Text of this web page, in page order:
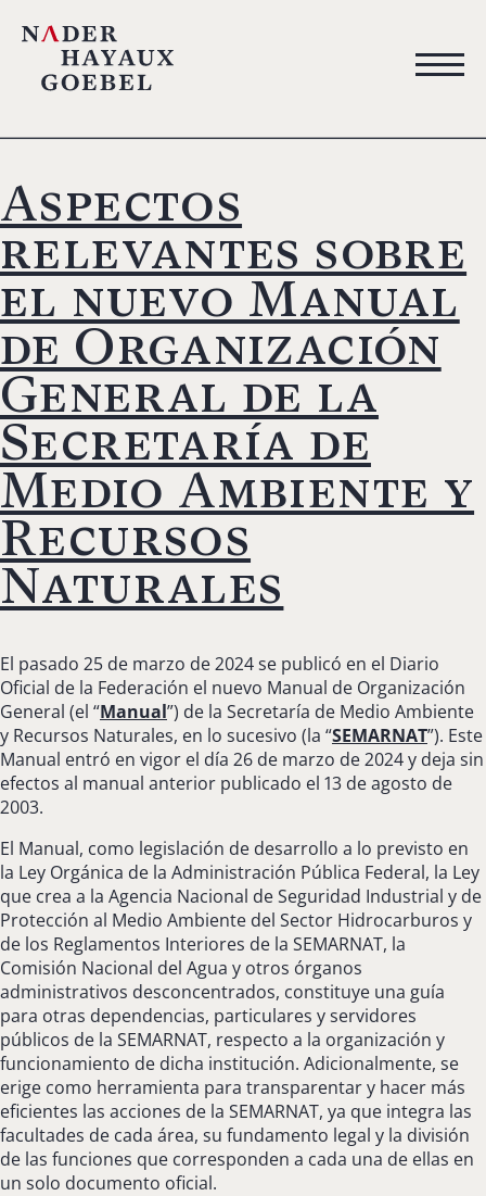
Aspectos
relevantes sobre
el nuevo Manual
de Organización
General de la
Secretaría de
Medio Ambiente y
Recursos
Naturales
El pasado 25 de marzo de 2024 se publicó en el Diario
Oficial de la Federación el nuevo Manual de Organización
General (el “Manual”) de la Secretaría de Medio Ambiente
y Recursos Naturales, en lo sucesivo (la “SEMARNAT”). Este
Manual entró en vigor el día 26 de marzo de 2024 y deja sin
efectos al manual anterior publicado el 13 de agosto de
2003.
El Manual, como legislación de desarrollo a lo previsto en
la Ley Orgánica de la Administración Pública Federal, la Ley
que crea a la Agencia Nacional de Seguridad Industrial y de
Protección al Medio Ambiente del Sector Hidrocarburos y
de los Reglamentos Interiores de la SEMARNAT, la
Comisión Nacional del Agua y otros órganos
administrativos desconcentrados, constituye una guía
para otras dependencias, particulares y servidores
públicos de la SEMARNAT, respecto a la organización y
funcionamiento de dicha institución. Adicionalmente, se
erige como herramienta para transparentar y hacer más
eficientes las acciones de la SEMARNAT, ya que integra las
facultades de cada área, su fundamento legal y la división
de las funciones que corresponden a cada una de ellas en
un solo documento oficial.